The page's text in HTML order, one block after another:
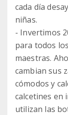
cada día
niñas.
- Invertimos
para todos
maestras.
cambian sus
cómodos y
calcetines en
utilizan las